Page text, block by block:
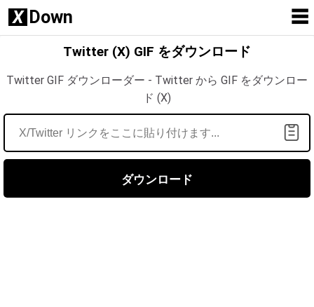
X Down ☰
Twitter (X) GIF をダウンロード
Twitter GIF ダウンローダー - Twitter から GIF をダウンロー
ド (X)
ダウンロード